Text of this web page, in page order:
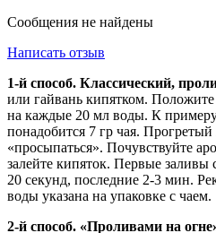
Сообщения не найдены
Написать отзыв
1-й способ. Классический,
или гайвань кипятком. Положите
на каждые 20 мл воды. К
понадобится 7 гр чая. Прогретый
«просыпаться». Почувствуйте
залейте кипяток. Первые заливы
20 секунд, последние 2-3 мин.
воды указана на упаковке с чаем.
2-й способ. «Проливами на